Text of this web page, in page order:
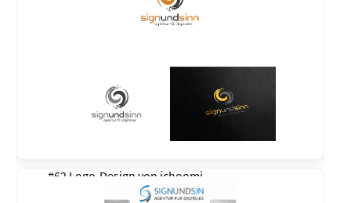
#62 Logo-Design von ichoomi